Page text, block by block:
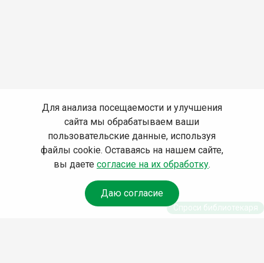
Для анализа посещаемости и улучшения
сайта мы обрабатываем ваши
пользовательские данные, используя
файлы cookie. Оставаясь на нашем сайте,
вы даете согласие на их обработку.
Даю согласие
Спроси библиотекаря